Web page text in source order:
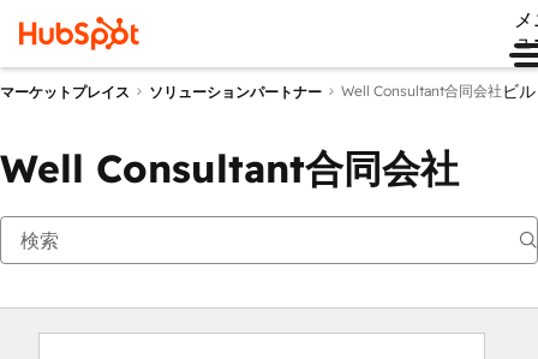
ュ
マーケットプレイス ソリューションパートナー Well Consultant合同会社 ビ
Well Consultant合同会社